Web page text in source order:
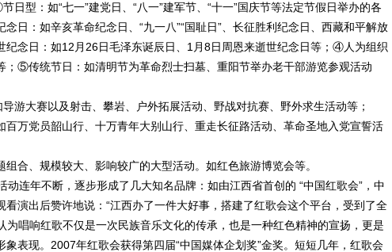
型：如“七一”建党日、“八一”建军节、“十一”国庆节等法定节假日举办的各
日：如辛亥革命纪念日、“九一八”“国耻日”、长征胜利纪念日、西藏和平解放
纪念日：如12月26日毛泽东诞辰日、1月8日周恩来逝世纪念日等；④人为组织
；⑤传统节日：如清明节为革命烈士扫墓、重阳节举办老干部游览参观活动
游大赛以及射击、攀岩、户外拓展活动、野战对抗赛、野外求生活动等；
万党员韶山行、十万青年大别山行、重走长征路活动、革命圣地入党宣誓活
合、规模较大、影响较广的大型活动。如红色旅游博览会等。
连年不断，逐步形成了几大知名品牌：如由江西省首创的 “中国红歌会”，中
看演出后赞许地说：“江西办了一件大好事，搭建了红歌会这个平台，受到了全
为唱响红歌不仅是一次民族音乐文化的传承，也是一种红色精神的宣扬，更是
象表现。2007年红歌会获得第四届“中国媒体企划奖”金奖。短短几年，红歌会